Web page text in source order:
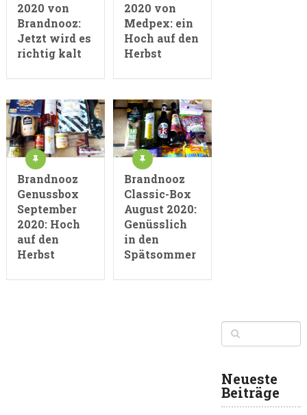
2020 von
Brandnooz:
Jetzt wird es
richtig kalt
2020 von
Medpex: ein
Hoch auf den
Herbst
Brandnooz
Genussbox
September
2020: Hoch
auf den
Herbst
Brandnooz
Classic-Box
August 2020:
Genüsslich
in den
Spätsommer
Neueste
Beiträge